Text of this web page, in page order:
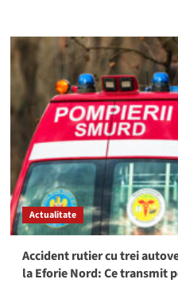
ATENȚIE!
Se
sistează
furnizarea
energiei
electrice
în
Pecineaga
și
Eforie
Nord
Actualitate
Accident rutier cu trei
la Eforie Nord: Ce transmit